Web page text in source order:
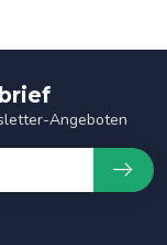
Angeboten